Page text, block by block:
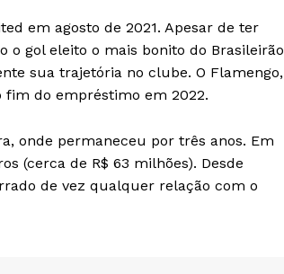
em agosto de 2021. Apesar de ter
o gol eleito o mais bonito do Brasileirão
sua trajetória no clube. O Flamengo,
fim do empréstimo em 2022.
onde permaneceu por três anos. Em
(cerca de R$ 63 milhões). Desde
de vez qualquer relação com o